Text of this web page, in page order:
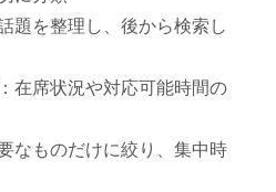
題を整理し、後から検索し
：在席状況や対応可能時間の
なものだけに絞り、集中時